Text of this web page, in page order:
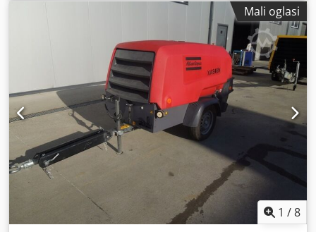
m³/min; Radni tlak: 7 bara; Motor: DEUTZ F2M1011 Credpfx
Aox A T D Sshfjf Radni sati: 1355h!!! Kompresor potpuno
ispravan, spreman za rad, jamstvo Neto cijena: 13.500 PLN
Bruto cijena: 16.605 PLN
Mali oglasi
1 /8